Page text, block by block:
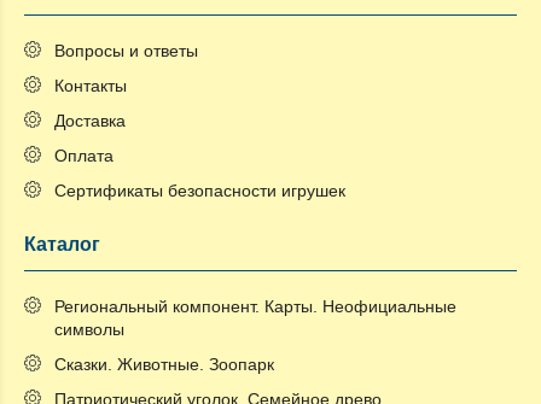
Вопросы и ответы
Контакты
Доставка
Оплата
Сертификаты безопасности игрушек
Каталог
Региональный компонент. Карты. Неофициальные
символы
Сказки. Животные. Зоопарк
Патриотический уголок, Семейное древо